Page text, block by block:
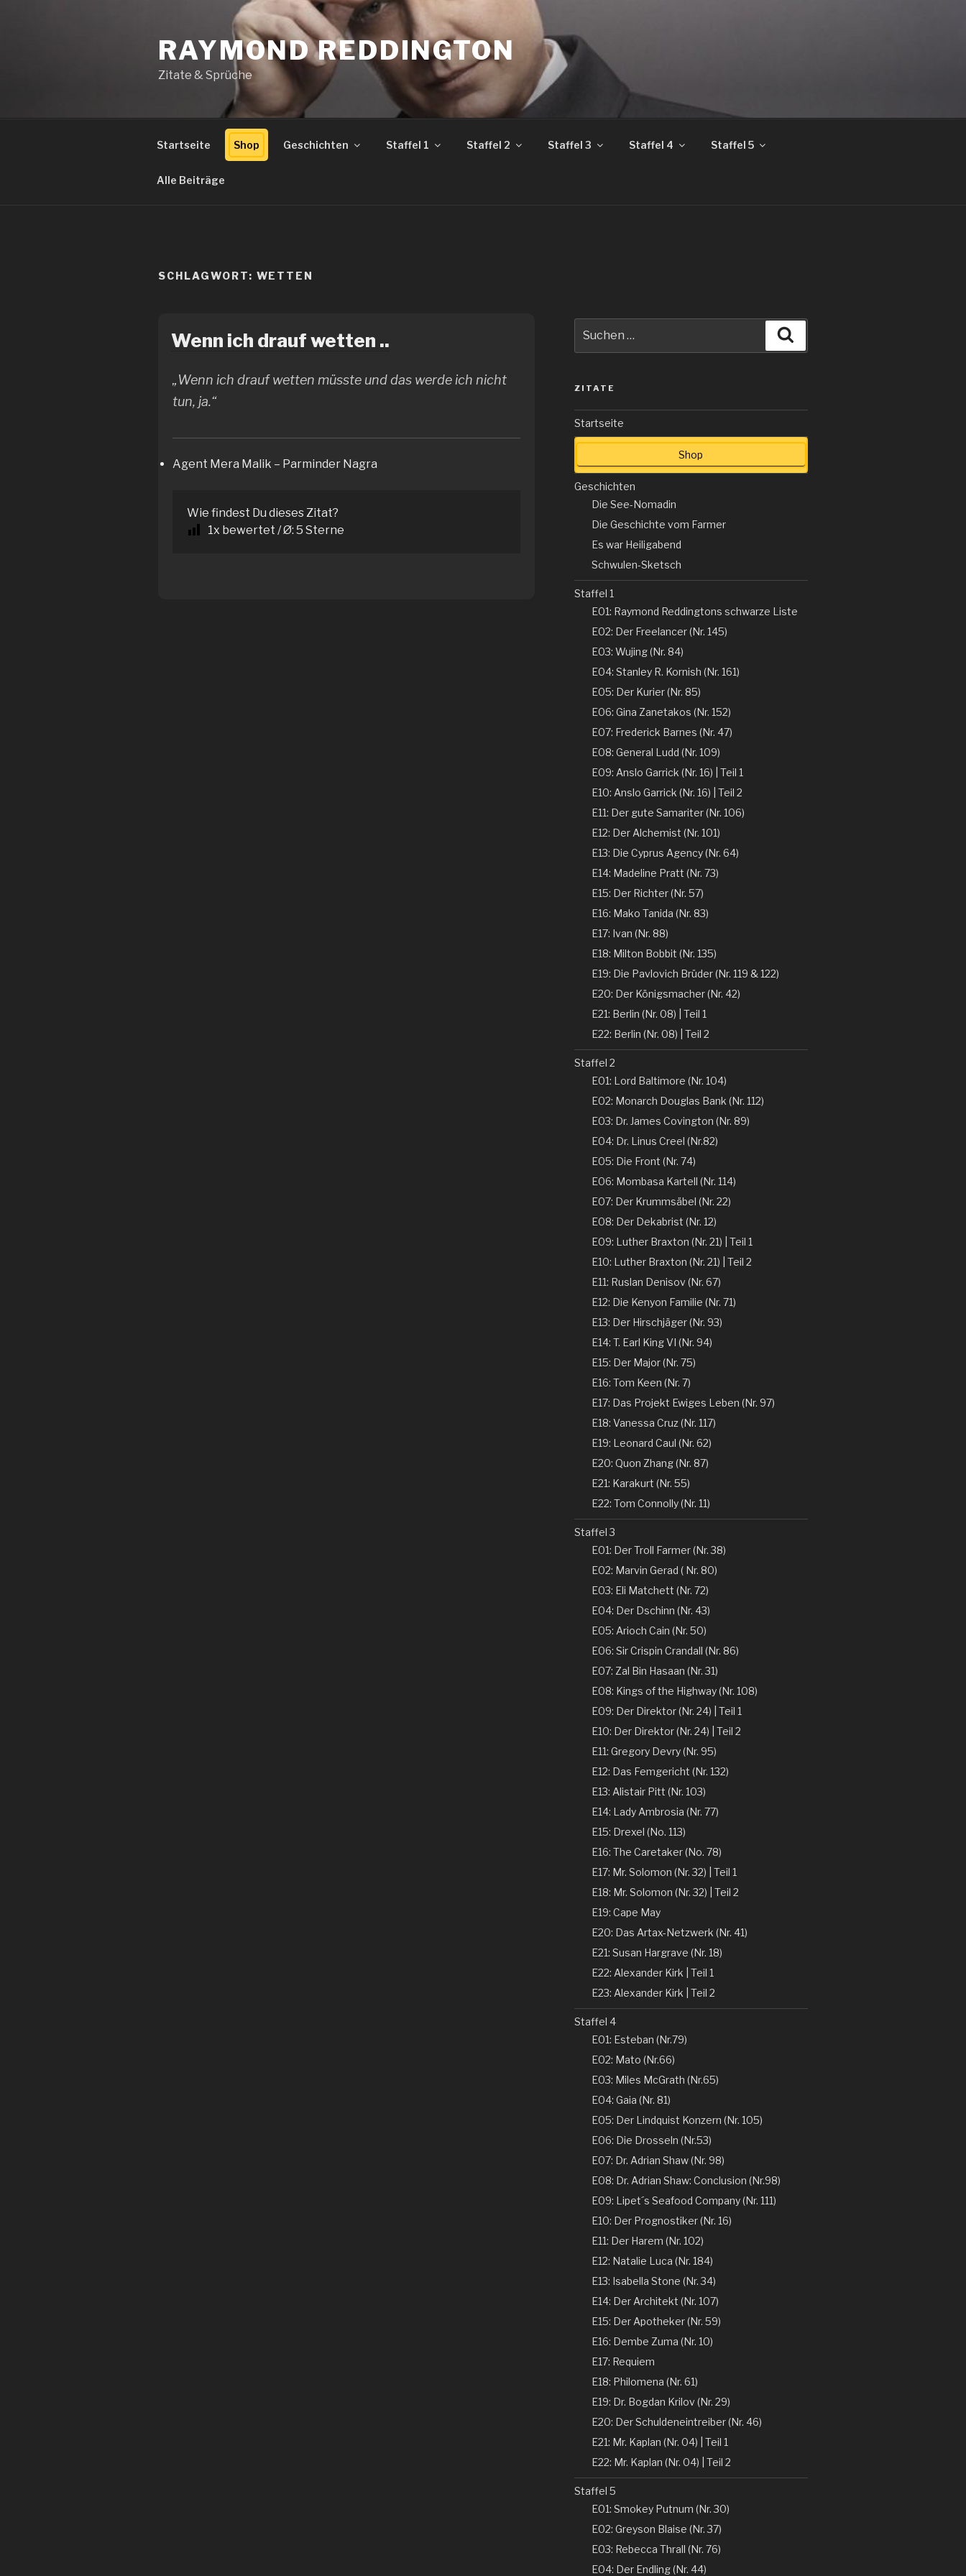
RAYMOND REDDINGTON
Zitate & Sprüche
Startseite Shop Geschichten Staffel 1 Staffel 2 Staffel 3 Staffel 4 Staffel 5
Alle Beiträge
SCHLAGWORT: WETTEN
Wenn ich drauf wetten ..
„Wenn ich drauf wetten müsste und das werde ich nicht
tun, ja.“
Agent Mera Malik – Parminder Nagra
Wie findest Du dieses Zitat?
1x bewertet / Ø: 5 Sterne
nach:
ZITATE
Startseite
Shop
Geschichten
Die See-Nomadin
Die Geschichte vom Farmer
Es war Heiligabend
Schwulen-Sketsch
Staffel 1
E01: Raymond Reddingtons schwarze Liste
E02: Der Freelancer (Nr. 145)
E03: Wujing (Nr. 84)
E04: Stanley R. Kornish (Nr. 161)
E05: Der Kurier (Nr. 85)
E06: Gina Zanetakos (Nr. 152)
E07: Frederick Barnes (Nr. 47)
E08: General Ludd (Nr. 109)
E09: Anslo Garrick (Nr. 16) | Teil 1
E10: Anslo Garrick (Nr. 16) | Teil 2
E11: Der gute Samariter (Nr. 106)
E12: Der Alchemist (Nr. 101)
E13: Die Cyprus Agency (Nr. 64)
E14: Madeline Pratt (Nr. 73)
E15: Der Richter (Nr. 57)
E16: Mako Tanida (Nr. 83)
E17: Ivan (Nr. 88)
E18: Milton Bobbit (Nr. 135)
E19: Die Pavlovich Brüder (Nr. 119 & 122)
E20: Der Königsmacher (Nr. 42)
E21: Berlin (Nr. 08) | Teil 1
E22: Berlin (Nr. 08) | Teil 2
Staffel 2
E01: Lord Baltimore (Nr. 104)
E02: Monarch Douglas Bank (Nr. 112)
E03: Dr. James Covington (Nr. 89)
E04: Dr. Linus Creel (Nr.82)
E05: Die Front (Nr. 74)
E06: Mombasa Kartell (Nr. 114)
E07: Der Krummsäbel (Nr. 22)
E08: Der Dekabrist (Nr. 12)
E09: Luther Braxton (Nr. 21) | Teil 1
E10: Luther Braxton (Nr. 21) | Teil 2
E11: Ruslan Denisov (Nr. 67)
E12: Die Kenyon Familie (Nr. 71)
E13: Der Hirschjäger (Nr. 93)
E14: T. Earl King VI (Nr. 94)
E15: Der Major (Nr. 75)
E16: Tom Keen (Nr. 7)
E17: Das Projekt Ewiges Leben (Nr. 97)
E18: Vanessa Cruz (Nr. 117)
E19: Leonard Caul (Nr. 62)
E20: Quon Zhang (Nr. 87)
E21: Karakurt (Nr. 55)
E22: Tom Connolly (Nr. 11)
Staffel 3
E01: Der Troll Farmer (Nr. 38)
E02: Marvin Gerad ( Nr. 80)
E03: Eli Matchett (Nr. 72)
E04: Der Dschinn (Nr. 43)
E05: Arioch Cain (Nr. 50)
E06: Sir Crispin Crandall (Nr. 86)
E07: Zal Bin Hasaan (Nr. 31)
E08: Kings of the Highway (Nr. 108)
E09: Der Direktor (Nr. 24) | Teil 1
E10: Der Direktor (Nr. 24) | Teil 2
E11: Gregory Devry (Nr. 95)
E12: Das Femgericht (Nr. 132)
E13: Alistair Pitt (Nr. 103)
E14: Lady Ambrosia (Nr. 77)
E15: Drexel (No. 113)
E16: The Caretaker (No. 78)
E17: Mr. Solomon (Nr. 32) | Teil 1
E18: Mr. Solomon (Nr. 32) | Teil 2
E19: Cape May
E20: Das Artax-Netzwerk (Nr. 41)
E21: Susan Hargrave (Nr. 18)
E22: Alexander Kirk | Teil 1
E23: Alexander Kirk | Teil 2
Staffel 4
E01: Esteban (Nr.79)
E02: Mato (Nr.66)
E03: Miles McGrath (Nr.65)
E04: Gaia (Nr. 81)
E05: Der Lindquist Konzern (Nr. 105)
E06: Die Drosseln (Nr.53)
E07: Dr. Adrian Shaw (Nr. 98)
E08: Dr. Adrian Shaw: Conclusion (Nr.98)
E09: Lipet´s Seafood Company (Nr. 111)
E10: Der Prognostiker (Nr. 16)
E11: Der Harem (Nr. 102)
E12: Natalie Luca (Nr. 184)
E13: Isabella Stone (Nr. 34)
E14: Der Architekt (Nr. 107)
E15: Der Apotheker (Nr. 59)
E16: Dembe Zuma (Nr. 10)
E17: Requiem
E18: Philomena (Nr. 61)
E19: Dr. Bogdan Krilov (Nr. 29)
E20: Der Schuldeneintreiber (Nr. 46)
E21: Mr. Kaplan (Nr. 04) | Teil 1
E22: Mr. Kaplan (Nr. 04) | Teil 2
Staffel 5
E01: Smokey Putnum (Nr. 30)
E02: Greyson Blaise (Nr. 37)
E03: Rebecca Thrall (Nr. 76)
E04: Der Endling (Nr. 44)